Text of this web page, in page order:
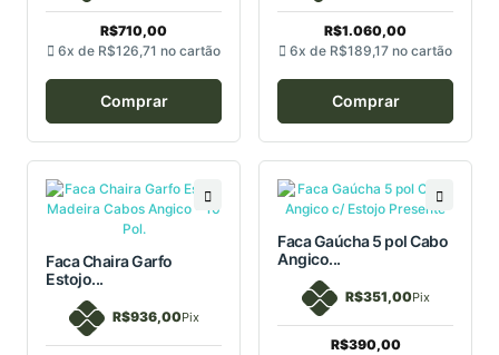
R$710,00
6x de R$126,71 no cartão
Comprar
R$1.060,00
6x de R$189,17 no cartão
Comprar
Faca Chaira Garfo
Estojo...
R$936,00Pix
Faca Gaúcha 5 pol Cabo
Angico...
R$351,00Pix
R$390,00